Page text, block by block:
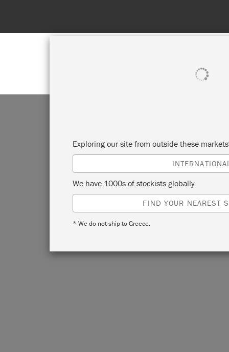
Exploring our site from outside these
We have 1000s of stockists globally
FIND YOUR NEAREST
* We do not ship to Greece.